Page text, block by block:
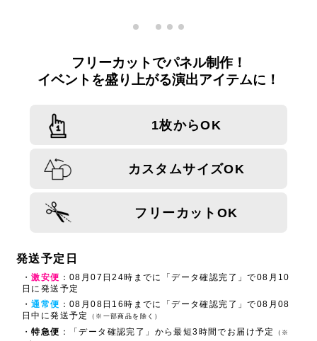
フリーカットでパネル制作！
イベントを盛り上がる演出アイテムに！
1枚からOK
カスタムサイズOK
フリーカットOK
発送予定日
・激安便 ：08月07日24時までに「データ確認完了」で08月10
日に発送予定
・通常便 ：08月08日16時までに「データ確認完了」で08月08
日中に発送予定
（※一部商品を除く）
・特急便 ：「データ確認完了」から最短3時間でお届け予定
（※